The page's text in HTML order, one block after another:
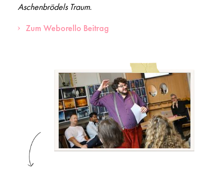
Aschenbrödels Traum.
Zum Weborello Beitrag